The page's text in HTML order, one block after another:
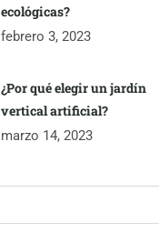
ecológicas?
febrero 3, 2023
¿Por qué elegir un jardín
vertical artificial?
marzo 14, 2023